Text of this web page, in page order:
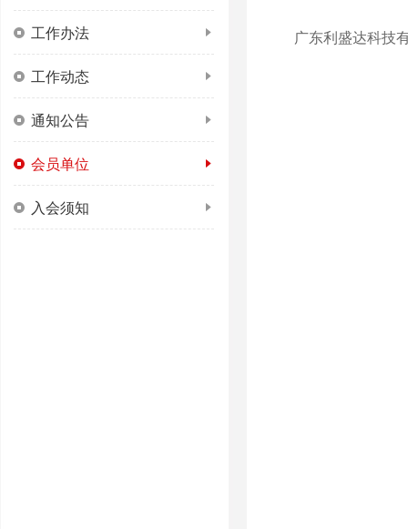
工作办法
工作动态
通知公告
会员单位
入会须知
广东利盛达科技